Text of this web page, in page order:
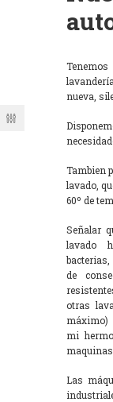
nueva,
Tambien
lavado,
60º de
Señalar
lavado
de
otras
máximo)
mi
maquinas.
Las